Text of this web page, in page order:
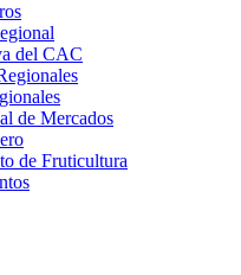
del CAC
de Mercados
de Fruticultura